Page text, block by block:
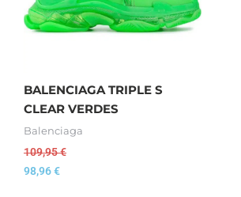
BALENCIAGA TRIPLE S
CLEAR VERDES
Balenciaga
109,95€
98,96€